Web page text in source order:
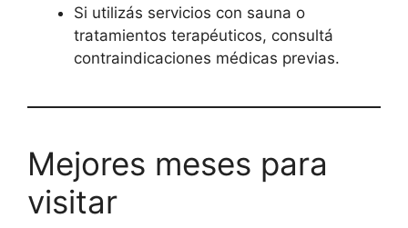
Si utilizás servicios con sauna o
tratamientos terapéuticos, consultá
contraindicaciones médicas previas.
Mejores meses para
visitar